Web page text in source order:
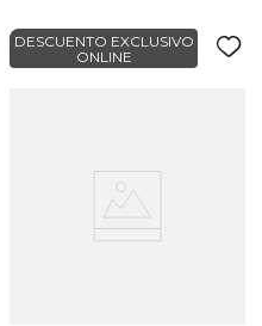
DESCUENTO EXCLUSIVO
ONLINE